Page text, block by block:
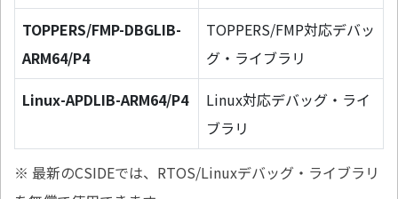
TOPPERS/FMP-DBGLIB-
ARM64/P4
TOPPERS/FMP対応デバッ
グ・ライブラリ
Linux-APDLIB-ARM64/P4
Linux対応デバッグ・ライ
ブラリ
※ 最新のCSIDEでは、RTOS/Linuxデバッグ・ライブラリ